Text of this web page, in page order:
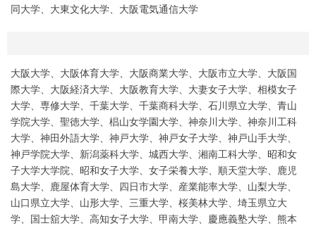
同大学、大東文化大学、大阪電気通信大学
大阪大学、大阪体育大学、大阪商業大学、大阪市立大学、大阪国
際大学、大阪経済大学、大阪教育大学、大妻女子大学、相模女子
大学、専修大学、千葉大学、千葉商科大学、石川県立大学、青山
学院大学、聖徳大学、椙山女学園大学、神奈川大学、神奈川工科
大学、神田外語大学、神戸大学、神戸女子大学、神戸山手大学、
神戸学院大学、新潟薬科大学、城西大学、湘南工科大学、昭和女
子大学大学院、昭和女子大学、女子栄養大学、順天堂大学、鹿児
島大学、鹿屋体育大学、四日市大学、産業能率大学、山梨大学、
山口県立大学、山形大学、三重大学、桜美林大学、埼玉県立大
学、国士舘大学、高知女子大学、甲南大学、慶應義塾大学、熊本